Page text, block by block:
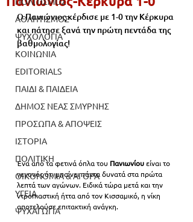
ΑΘΛΗΤΙΣΜΟΣ
ΨΥΧΟΛΟΓΙΑ
ΚΟΙΝΩΝΙΑ
EDITORIALS
ΠΑΙΔΙ & ΠΑΙΔΕΙΑ
ΔΗΜΟΣ ΝΕΑΣ ΣΜΥΡΝΗΣ
ΠΡΟΣΩΠΑ & ΑΠΟΨΕΙΣ
ΙΣΤΟΡΙΑ
ΠΟΛΙΤΙΚΗ
ΟΙΚΟΝΟΜΙΑ & ΑΓΟΡΑ
ΥΓΕΙΑ
ΨΥΧΑΓΩΓΙΑ
Ο Πανιώνιος κέρδισε με 1-0 την Κέρκυρα
και πάτησε ξανά την πρώτη πεντάδα της
βαθμολογίας!
Ένα από τα φετινά όπλα του Πανιωνίου είναι το
γεγονός ότι μπαίνει πάντα δυνατά στα πρώτα
λεπτά των αγώνων. Ειδικά τώρα μετά και την
ντροπιαστική ήττα από τον Κισσαμικό, η νίκη
αποτελούσε επιτακτική ανάγκη.